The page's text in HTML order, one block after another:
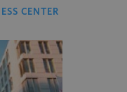
CENTER